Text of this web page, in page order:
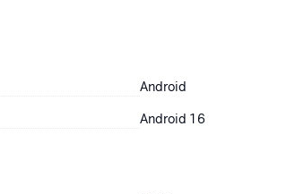
Android
Android 16